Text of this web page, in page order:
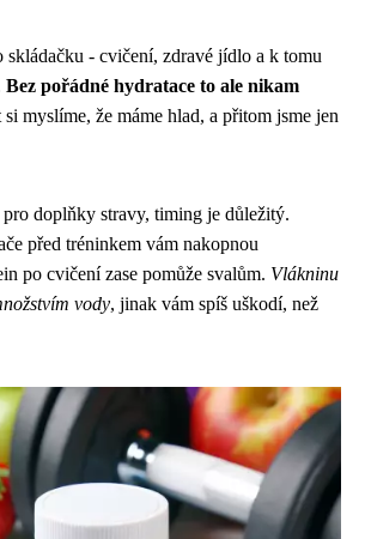
skládačku - cvičení, zdravé jídlo a k tomu
Bez pořádné hydratace to ale nikam
myslíme, že máme hlad, a přitom jsme jen
pro doplňky stravy, timing je důležitý.
před tréninkem vám nakopnou
po cvičení zase pomůže svalům. Vlákninu
vody, jinak vám spíš uškodí, než